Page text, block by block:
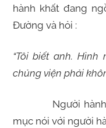
hành khất đang
Đường và hỏi :
“Tôi biết anh.
chủng viện phải
Người hành
mục nói với người